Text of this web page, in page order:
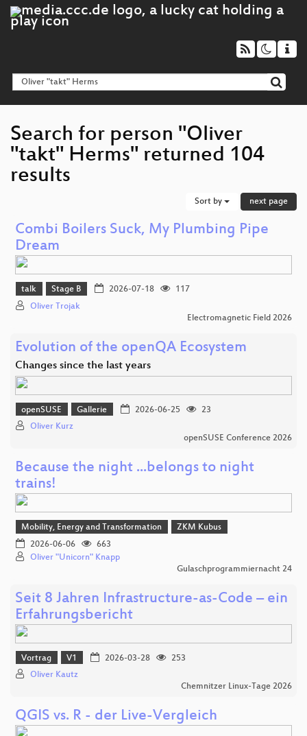
Search for person "Oliver
"takt" Herms" returned 104
results
Sort by next page
Combi Boilers Suck, My Plumbing Pipe
Dream
talk Stage B 2026-07-18
117
Oliver Trojak
Electromagnetic Field 2026
Evolution of the openQA Ecosystem
Changes since the last years
openSUSE Gallerie 2026-06-25
23
Oliver Kurz
openSUSE Conference 2026
Because the night ...belongs to night
trains!
Mobility, Energy and Transformation
ZKM Kubus
2026-06-06
663
Oliver "Unicorn" Knapp
Gulaschprogrammiernacht 24
Seit 8 Jahren Infrastructure-as-Code – ein
Erfahrungsbericht
Vortrag V1 2026-03-28
253
Oliver Kautz
Chemnitzer Linux-Tage 2026
QGIS vs. R - der Live-Vergleich